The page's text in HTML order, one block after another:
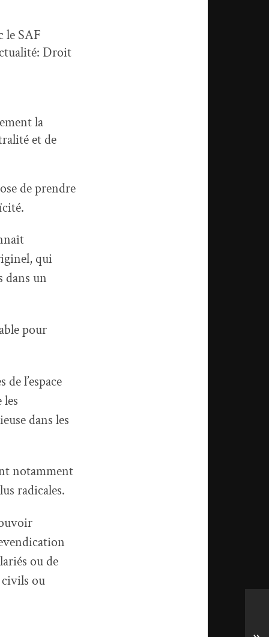
le SAF
Droit
la
etde
deprendre
qui
dans un
pour
del’espace
dans les
notamment
radicales.
oude
ou